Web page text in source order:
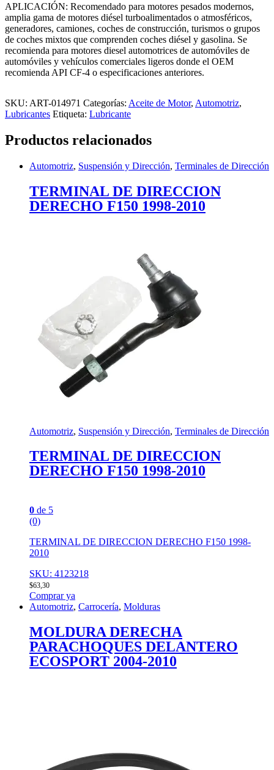
APLICACIÓN: Recomendado para motores pesados modernos,
amplia gama de motores diésel turboalimentados o atmosféricos,
generadores, camiones, coches de construcción, turismos o grupos
de coches mixtos que comprenden coches diésel y gasolina. Se
recomienda para motores diesel automotrices de automóviles de
automóviles y vehículos comerciales ligeros donde el OEM
recomienda API CF-4 o especificaciones anteriores.
SKU: ART-014971 Categorías: Aceite de Motor, Automotriz,
Lubricantes Etiqueta: Lubricante
Productos relacionados
Automotriz, Suspensión y Dirección, Terminales de Dirección
TERMINAL DE DIRECCION
DERECHO F150 1998-2010
Automotriz, Suspensión y Dirección, Terminales de Dirección
TERMINAL DE DIRECCION
DERECHO F150 1998-2010
0 de 5
(0)
TERMINAL DE DIRECCION DERECHO F150 1998-
2010
SKU: 4123218
$63,30
Comprar ya
Automotriz, Carrocería, Molduras
MOLDURA DERECHA
PARACHOQUES DELANTERO
ECOSPORT 2004-2010